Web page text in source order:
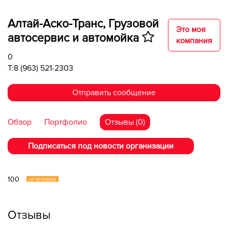
Алтай-Аско-Транс, Грузовой
автосервис и автомойка
Это моя
компания
0
T:8 (963) 521-2303
Отправить сообщение
Обзор Портфолио Отзывы (0)
Подписаться под новости организации
100 за человека
Отзывы